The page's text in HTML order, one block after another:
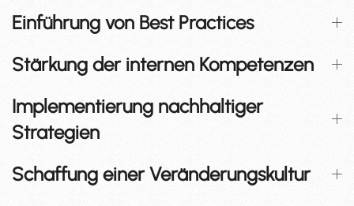
Einführung von Best Practices
Stärkung der internen Kompetenzen
Implementierung nachhaltiger
Strategien
Schaffung einer Veränderungskultur